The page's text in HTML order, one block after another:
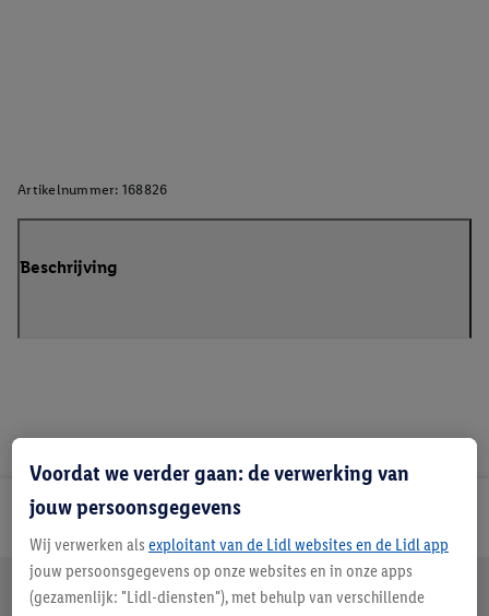
Artikelnummer: 168826
Beschrijving
Lidl Nieuwsbrief
Jouw voordelen bij ons als Lidl webshop klant
Gratis retourneren Veilig winkelen
Voordat we verder gaan: de verwerking van
jouw persoonsgegevens
Wij verwerken als exploitant van de Lidl websites en de Lidl app
jouw persoonsgegevens op onze websites en in onze apps
(gezamenlijk: "Lidl-diensten"), met behulp van verschillende